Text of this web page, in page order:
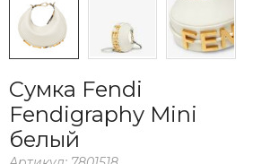
Сумка Fendi
Fendigraphy Mini
белый